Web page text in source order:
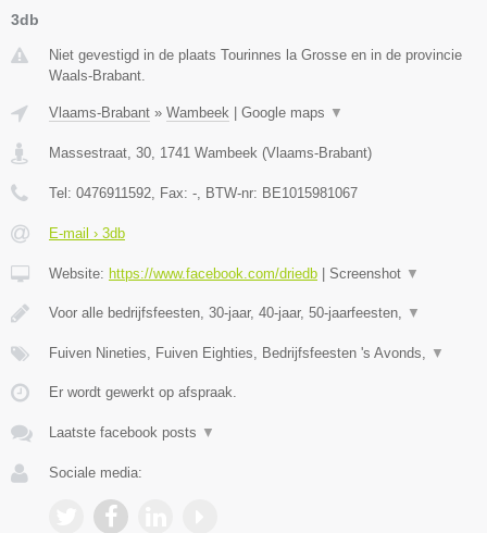
3db
Niet gevestigd in de plaats Tourinnes la Grosse en in de provincie
Waals-Brabant.
Vlaams-Brabant » Wambeek Google maps ▼
Massestraat, 30 1741 Wambeek (Vlaams-Brabant)
Tel: 0476911592 , Fax: - , BTW-nr: BE1015981067
E-mail › 3db
Website: https://www.facebook.com/driedb Screenshot ▼
Voor alle bedrijfsfeesten, 30-jaar, 40-jaar, 50-jaarfeesten, ▼
Fuiven Nineties, Fuiven Eighties, Bedrijfsfeesten 's Avonds, ▼
Er wordt gewerkt op afspraak.
Laatste facebook posts ▼
Sociale media: